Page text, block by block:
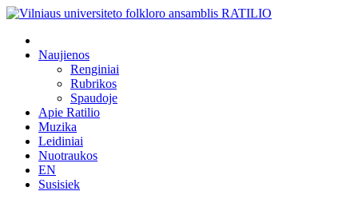
Naujienos
Renginiai
Rubrikos
Spaudoje
Apie Ratilio
Muzika
Leidiniai
Nuotraukos
EN
Susisiek